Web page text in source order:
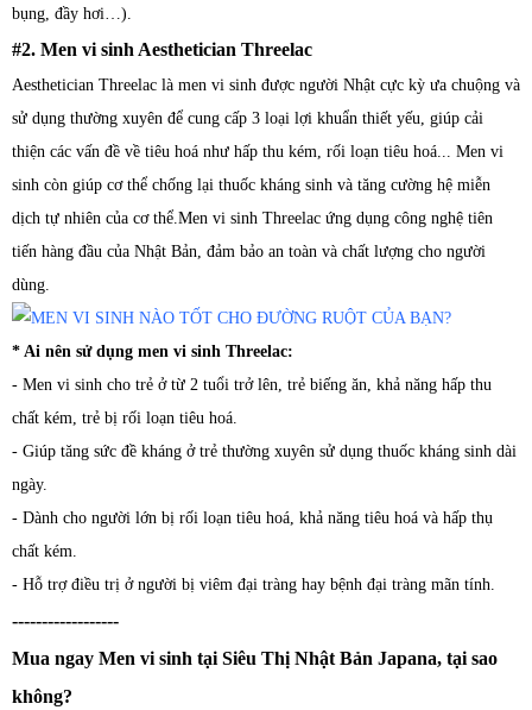
bụng, đầy hơi…).
#2. Men vi sinh Aesthetician Threelac
Aesthetician Threelac là men vi sinh được người Nhật cực kỳ ưa chuộng và
sử dụng thường xuyên để cung cấp 3 loại lợi khuẩn thiết yếu, giúp cải
thiện các vấn đề về tiêu hoá như hấp thu kém, rối loạn tiêu hoá... Men vi
sinh còn giúp cơ thể chống lại thuốc kháng sinh và tăng cường hệ miễn
dịch tự nhiên của cơ thể.Men vi sinh Threelac ứng dụng công nghệ tiên
tiến hàng đầu của Nhật Bản, đảm bảo an toàn và chất lượng cho người
dùng.
* Ai nên sử dụng men vi sinh Threelac:
- Men vi sinh cho trẻ ở từ 2 tuổi trở lên, trẻ biếng ăn, khả năng hấp thu
chất kém, trẻ bị rối loạn tiêu hoá.
- Giúp tăng sức đề kháng ở trẻ thường xuyên sử dụng thuốc kháng sinh dài
ngày.
- Dành cho người lớn bị rối loạn tiêu hoá, khả năng tiêu hoá và hấp thụ
chất kém.
- Hỗ trợ điều trị ở người bị viêm đại tràng hay bệnh đại tràng mãn tính.
------------------
Mua ngay Men vi sinh tại Siêu Thị Nhật Bản Japana, tại sao
không?